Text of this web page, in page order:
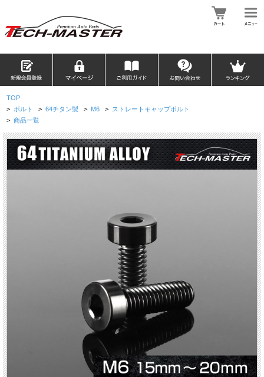
TOP
> ボルト > 64チタン製 > M6 > ストレートキャップボルト
> 商品一覧